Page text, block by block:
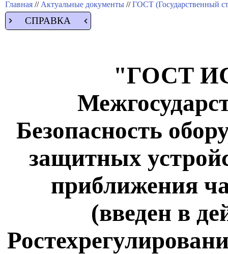
Главная // Актуальные документы //ГОСТ (Государственный
СПРАВКА
"ГОСТ
Безопасность
защитных
приближения
(введен в